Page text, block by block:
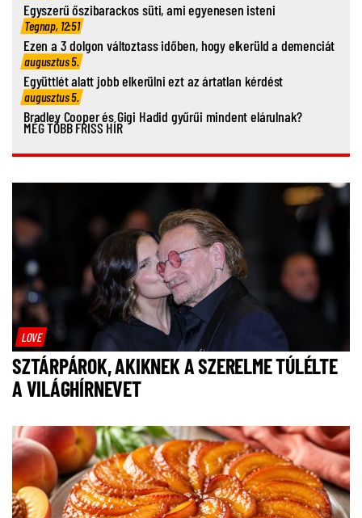
Egyszerű őszibarackos süti, ami egyenesen isteni
Tegnap, 12:51
Ezen a 3 dolgon változtass időben, hogy elkerüld a demenciát
augusztus 5.
Együttlét alatt jobb elkerülni ezt az ártatlan kérdést
augusztus 5.
Bradley Cooper és Gigi Hadid gyűrűi mindent elárulnak?
MÉG TÖBB FRISS HÍR
LOVE
SZTÁRPÁROK, AKIKNEK A SZERELME TÚLÉLTE
A VILÁGHÍRNEVET